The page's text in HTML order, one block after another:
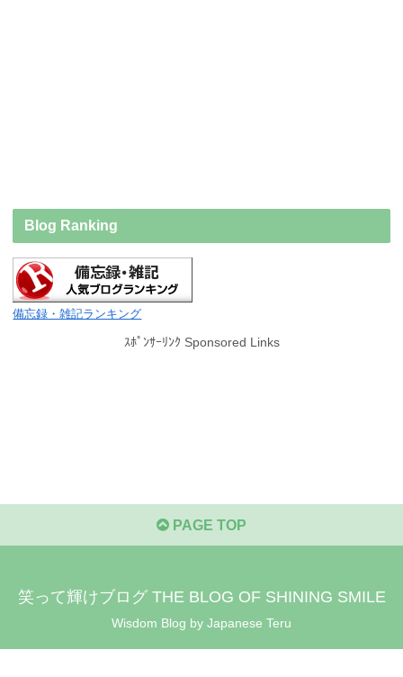
Blog Ranking
備忘録・雑記ランキング
ｽﾎﾟﾝｻｰﾘﾝｸ Sponsored Links
PAGE TOP
笑って輝けブログ THE BLOG OF SHINING SMILE
Wisdom Blog by Japanese Teru